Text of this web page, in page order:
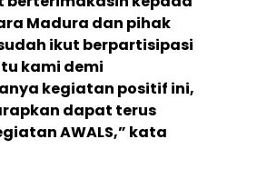
Madura dan pihak
ikut berpartisipasi
kami demi
kegiatan positif ini,
dapat terus
AWALS,” kata